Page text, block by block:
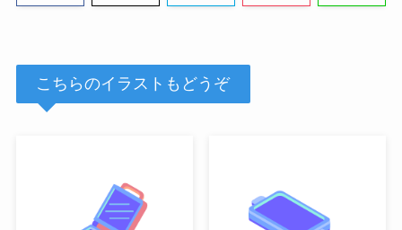
こちらのイラストもどうぞ